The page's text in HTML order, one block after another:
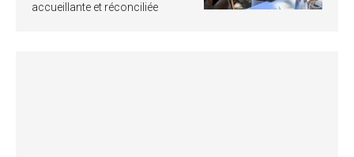
accueillante et réconciliée